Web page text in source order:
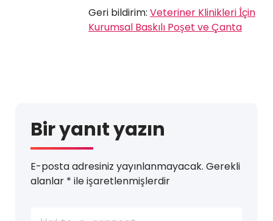
Geri bildirim: Veteriner Klinikleri İçin
Kurumsal Baskılı Poşet ve Çanta
Bir yanıt yazın
E-posta adresiniz yayınlanmayacak. Gerekli
alanlar * ile işaretlenmişlerdir